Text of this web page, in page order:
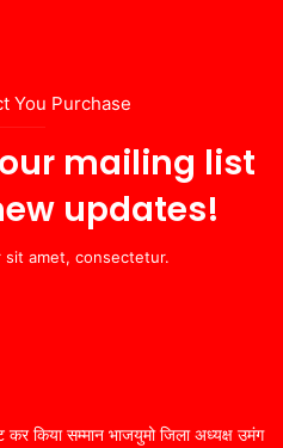
You Purchase
mailing list
updates!
sit amet, consectetur.
कर किया सम्मान भाजयुमो जिला अध्यक्ष उमंग